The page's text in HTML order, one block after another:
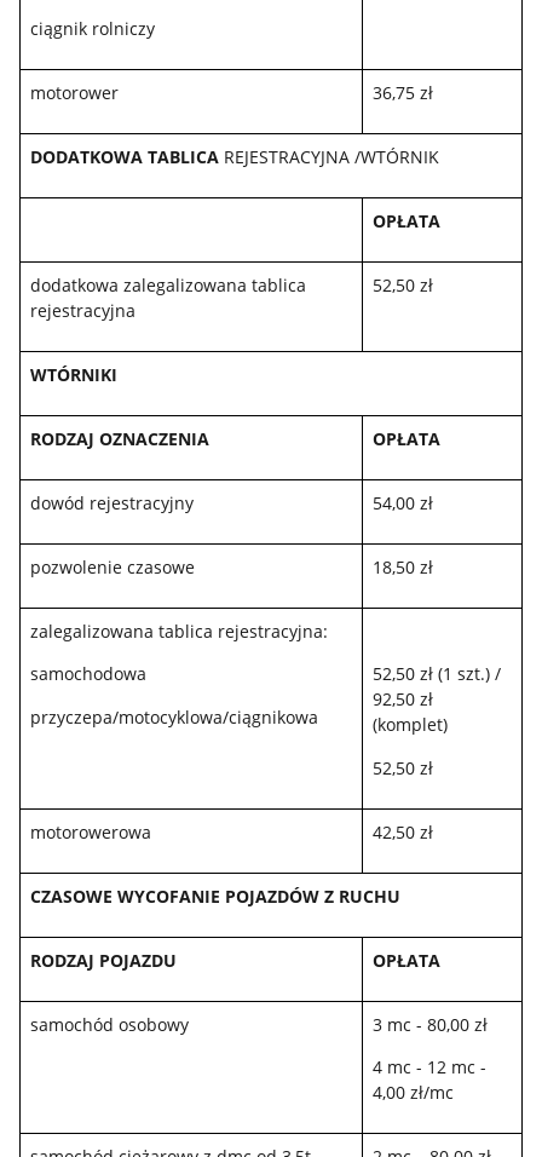
ciągnik rolniczy
motorower 36,75 zł
DODATKOWA TABLICAREJESTRACYJNA /WTÓRNIK
OPŁATA
dodatkowa zalegalizowana tablica
rejestracyjna
52,50 zł
WTÓRNIKI
RODZAJ OZNACZENIA OPŁATA
dowód rejestracyjny 54,00 zł
pozwolenie czasowe 18,50 zł
zalegalizowana tablica rejestracyjna:
samochodowa
przyczepa/motocyklowa/ciągnikowa
52,50 zł (1 szt.) /
92,50 zł
(komplet)
52,50 zł
motorowerowa 42,50 zł
CZASOWE WYCOFANIE POJAZDÓW Z RUCHU
RODZAJ POJAZDU OPŁATA
samochód osobowy
3 mc - 80,00 zł
4 mc - 12 mc -
4,00 zł/mc